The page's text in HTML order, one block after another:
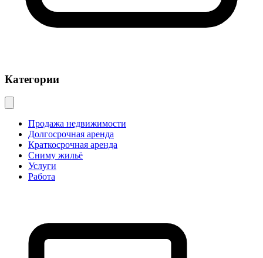
Категории
Продажа недвижимости
Долгосрочная аренда
Краткосрочная аренда
Сниму жильё
Услуги
Работа